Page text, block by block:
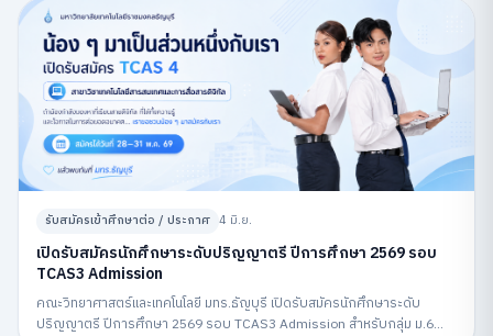
รับสมัครเข้าศึกษาต่อ / ประกาศ 4 มิ.ย.
เปิดรับสมัครนักศึกษาระดับปริญญาตรี ปีการศึกษา 2569 รอบ
TCAS3 Admission
คณะวิทยาศาสตร์และเทคโนโลยี มทร.ธัญบุรี เปิดรับสมัครนักศึกษาระดับ
ปริญญาตรี ปีการศึกษา 2569 รอบ TCAS3 Admission สำหรับกลุ่ม ม.6